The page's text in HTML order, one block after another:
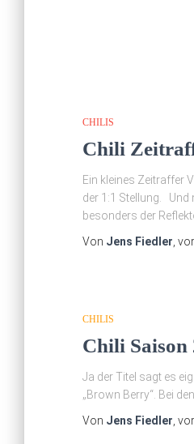
CHILIS
Chili
Ein kleines Zeitraffer
der 1:1 Stellung. Und
besonders der
Von Jens Fiedler , vor
CHILIS
Chili Saison
Ja der Titel sagt es
„Brown Berry“. Bei
Von Jens Fiedler , vor